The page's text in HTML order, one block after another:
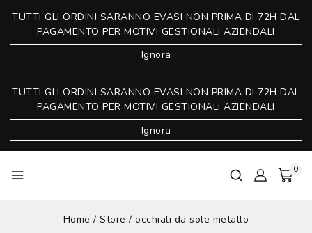
TUTTI GLI ORDINI SARANNO EVASI NON PRIMA DI 72H DAL
PAGAMENTO PER MOTIVI GESTIONALI AZIENDALI
Ignora
TUTTI GLI ORDINI SARANNO EVASI NON PRIMA DI 72H DAL
PAGAMENTO PER MOTIVI GESTIONALI AZIENDALI
Ignora
0
Home / Store / occhiali da sole metallo